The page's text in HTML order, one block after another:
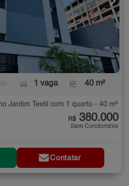
1 vaga 40 m²
Jardim Textil com 1 quarto - 40 m²
R$ 380.000
Sem Condomínio
Contatar